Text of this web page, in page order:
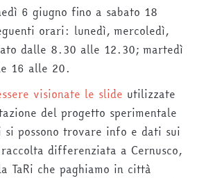
6 giugno fino a sabato 18
orari: lunedì, mercoledì,
dalle 8.30 alle 12.30; martedì
16 alle 20.
visionate le slide utilizzate
del progetto sperimentale
si possono trovare info e dati sui
differenziata a Cernusco,
TaRi che paghiamo in città